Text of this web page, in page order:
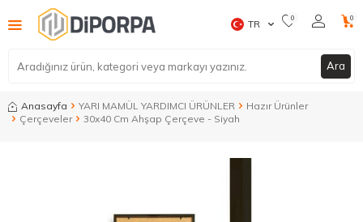
Ara
TR 0 0
Anasayfa YARI MAMÜL YARDIMCI ÜRÜNLER
Hazır Ürünler
Çerçeveler
30x40 Cm Ahşap Çerçeve - Siyah